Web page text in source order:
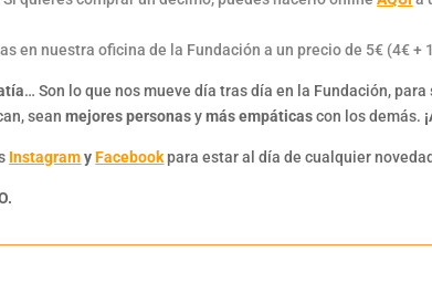
en nuestra oficina de la Fundación a un precio de 5€ (4€ +
… Son lo que nos mueve día tras día en la Fundación,
seanmejores personasymás empáticascon los demás.
InstagramyFacebookpara estar al día de cualquier